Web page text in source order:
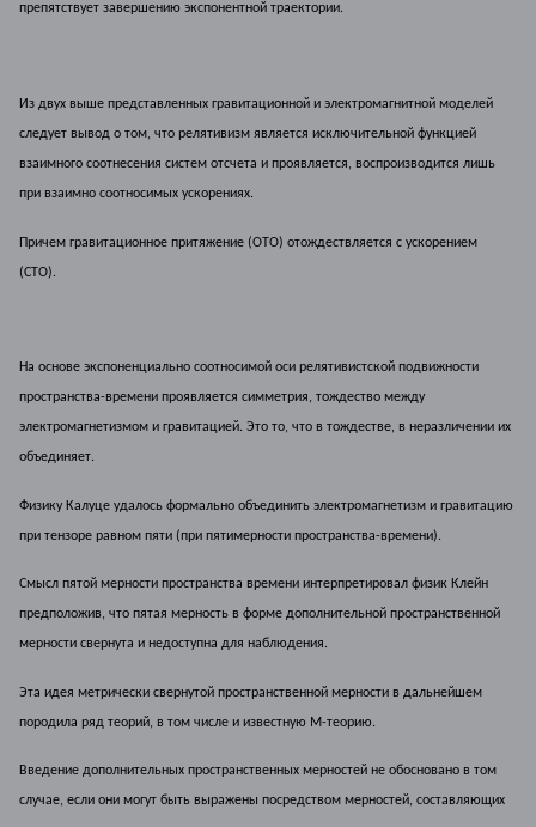
препятствует завершению экспонентной траектории.
Из двух выше представленных гравитационной и электромагнитной моделей
следует вывод о том, что релятивизм является исключительной функцией
взаимного соотнесения систем отсчета и проявляется, воспроизводится лишь
при взаимно соотносимых ускорениях.
Причем гравитационное притяжение (ОТО) отождествляется с ускорением
(СТО).
На основе экспоненциально соотносимой оси релятивистской подвижности
пространства-времени проявляется симметрия, тождество между
электромагнетизмом и гравитацией. Это то, что в тождестве, в неразличении их
объединяет.
Физику Калуце удалось формально объединить электромагнетизм и гравитацию
при тензоре равном пяти (при пятимерности пространства-времени).
Смысл пятой мерности пространства времени интерпретировал физик Клейн
предположив, что пятая мерность в форме дополнительной пространственной
мерности свернута и недоступна для наблюдения.
Эта идея метрически свернутой пространственной мерности в дальнейшем
породила ряд теорий, в том числе и известную М-теорию.
Введение дополнительных пространственных мерностей не обосновано в том
случае, если они могут быть выражены посредством мерностей, составляющих